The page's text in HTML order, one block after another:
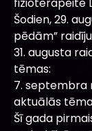
Šodien, 29.
pēdām”
31. augusta
tēmas:
7. septembra
aktuālās
Šī gada